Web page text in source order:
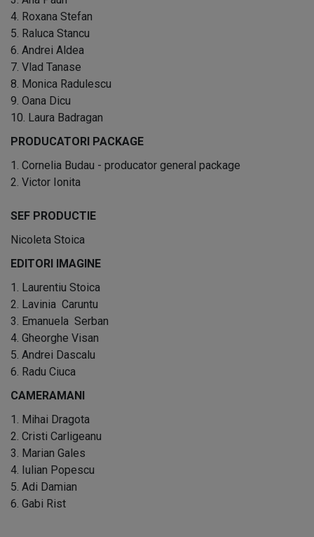
4. Roxana Stefan
5. Raluca Stancu
6. Andrei Aldea
7. Vlad Tanase
8. Monica Radulescu
9. Oana Dicu
10. Laura Badragan
PRODUCATORI PACKAGE
1. Cornelia Budau - producator general package
2. Victor Ionita
SEF PRODUCTIE
Nicoleta Stoica
EDITORI IMAGINE
1. Laurentiu Stoica
2. Lavinia Caruntu
3. Emanuela Serban
4. Gheorghe Visan
5. Andrei Dascalu
6. Radu Ciuca
CAMERAMANI
1. Mihai Dragota
2. Cristi Carligeanu
3. Marian Gales
4. Iulian Popescu
5. Adi Damian
6. Gabi Rist